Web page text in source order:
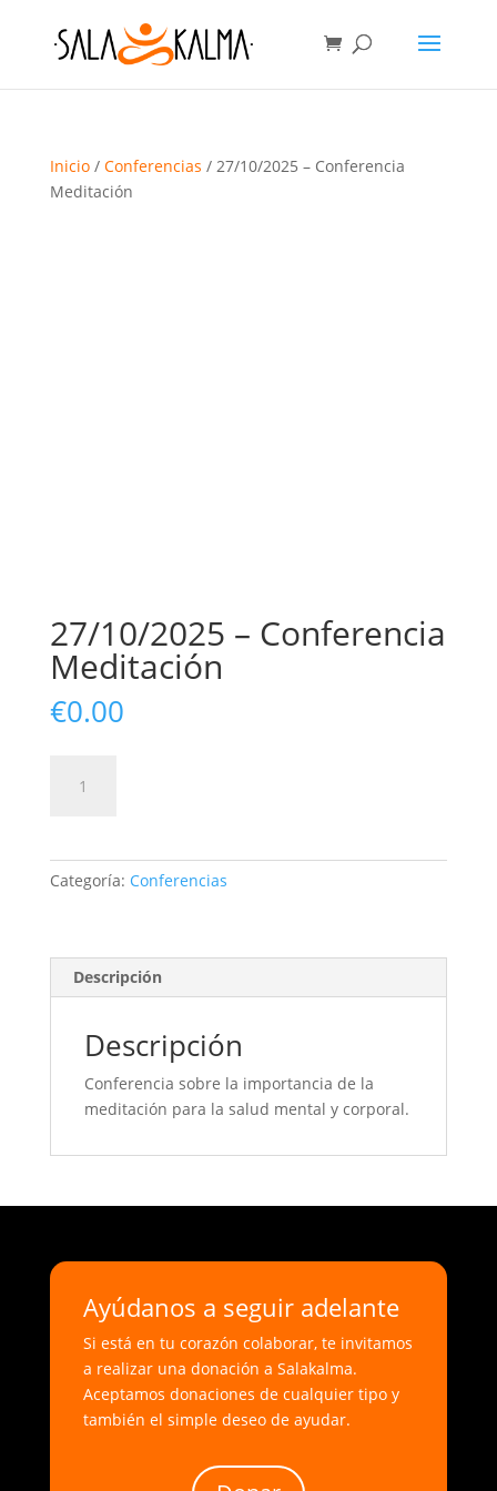
Inicio/ Conferencias / 27/10/2025 – Conferencia
Meditación
27/10/2025 – Conferencia
Meditación
€0.00
cantidad
Categoría: Conferencias
Descripción
Descripción
Conferencia sobre la importancia de la
meditación para la salud mental y corporal.
Ayúdanos a seguir adelante
Si está en tu corazón colaborar, te invitamos
a realizar una donación a Salakalma.
Aceptamos donaciones de cualquier tipo y
también el simple deseo de ayudar.